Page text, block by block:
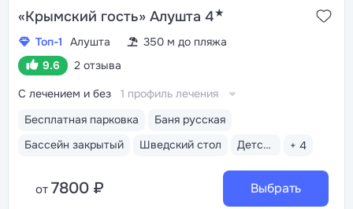
«Крымский гость» Алушта 4★
Топ-1 Алушта
350 м до пляжа
9.6
2 отзыва
Бесплатная парковка
Баня русская
Бассейн закрытый
Шведский стол Детская анимация + 4
С лечением и без 1 профиль лечения
от 7800 ₽ Выбрать